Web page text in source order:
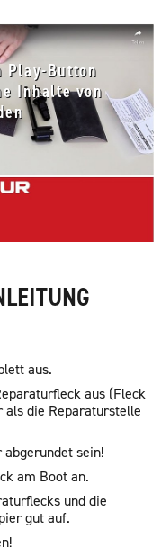
Play-Button
Inhalte von
aus.
aus (Fleck
als die Reparaturstelle
sein!
am Boot an.
und die
gut auf.